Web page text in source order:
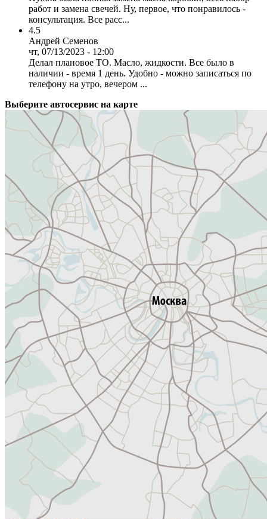
работ и замена свечей. Ну, первое, что понравилось -
консультация. Все расс...
4.5
Андрей Семенов
чт, 07/13/2023 - 12:00
Делал плановое ТО. Масло, жидкости. Все было в
наличии - время 1 день. Удобно - можно записаться по
телефону на утро, вечером ...
Выберите автосервис на карте